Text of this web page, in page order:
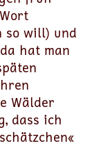
so will) und
hat man
Wälder
dass ich